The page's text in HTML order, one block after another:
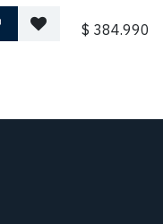
$ 384.990